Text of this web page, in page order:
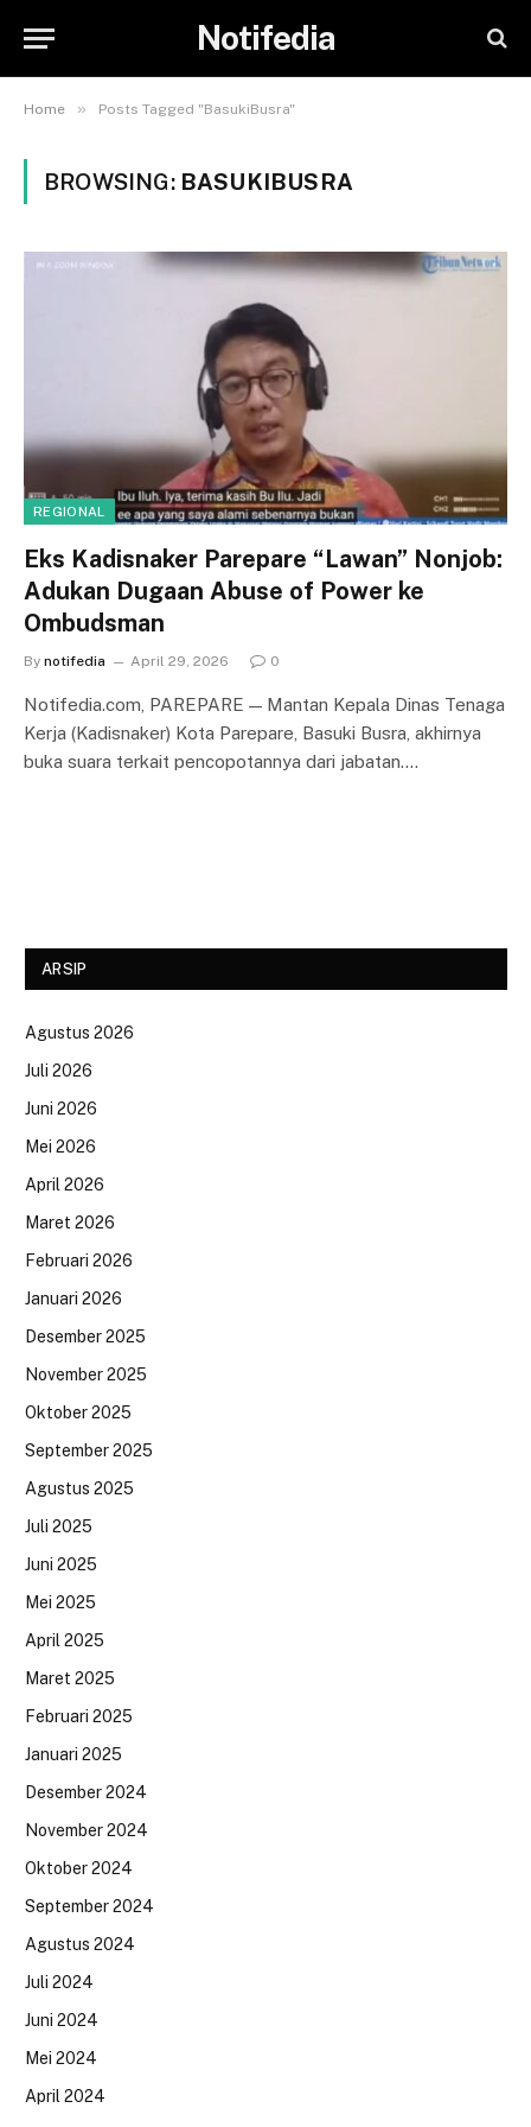
Notifedia
Home » Posts Tagged "BasukiBusra"
BROWSING: BASUKIBUSRA
REGIONAL
Eks Kadisnaker Parepare “Lawan” Nonjob:
Adukan Dugaan Abuse of Power ke
Ombudsman
By notifedia April 29, 2026 0
Notifedia.com, PAREPARE — Mantan Kepala Dinas Tenaga
Kerja (Kadisnaker) Kota Parepare, Basuki Busra, akhirnya
buka suara terkait pencopotannya dari jabatan.…
ARSIP
Agustus 2026
Juli 2026
Juni 2026
Mei 2026
April 2026
Maret 2026
Februari 2026
Januari 2026
Desember 2025
November 2025
Oktober 2025
September 2025
Agustus 2025
Juli 2025
Juni 2025
Mei 2025
April 2025
Maret 2025
Februari 2025
Januari 2025
Desember 2024
November 2024
Oktober 2024
September 2024
Agustus 2024
Juli 2024
Juni 2024
Mei 2024
April 2024